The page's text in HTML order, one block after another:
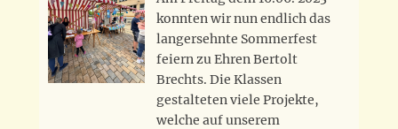
konnten wir nun endlich das
langersehnte Sommerfest
feiern zu Ehren Bertolt
Brechts. Die Klassen
gestalteten viele Projekte,
welche auf unserem